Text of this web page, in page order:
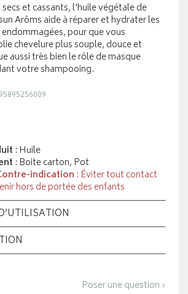
et cassants, l'huile végétale de
Arôms aide à réparer et hydrater les
pour que vous
chevelure plus souple, douce et
aussi très bien le rôle de masque
votre shampooing.
: Huile
: Boite carton, Pot
indication : Éviter tout contact
hors de portée des enfants
Poser une question ›